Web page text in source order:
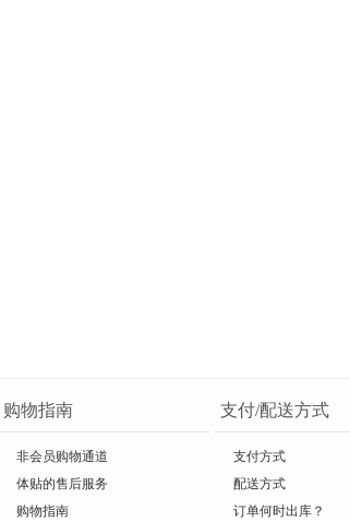
购物指南
非会员购物通道
体贴的售后服务
购物指南
支付/配送方式
支付方式
配送方式
订单何时出库？